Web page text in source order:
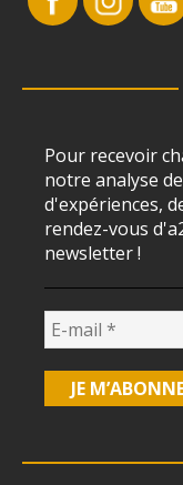
Pour recevoir
notre analyse
d'expériences,
rendez-vous
newsletter !